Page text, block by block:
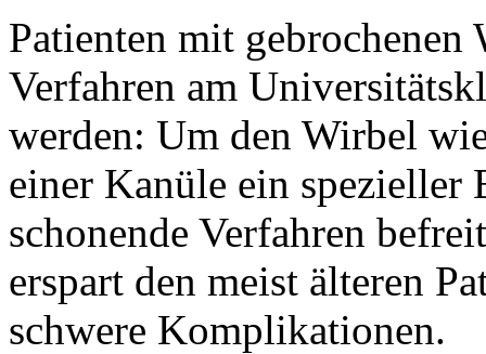
Patienten mit
Verfahren am
werden: Um den Wirbel
einer Kanüle ein spezieller
schonende Verfahren
erspart den meist älteren
schwere Komplikationen.